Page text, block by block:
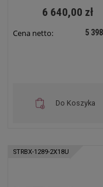
6 640,00 zł
Cena netto: 5
Do Koszyka
STRBX-1289-2X18U